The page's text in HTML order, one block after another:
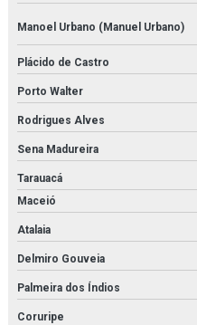
Serviço de limpeza química de
Serviço de manutenção e
Serviço de manutenção e
Serviço de manutenção de
Serviço de medição de
Serviço de montagem de
Serviço de montagens
Sistema multi barreira para
Manoel Urbano (Manuel Urbano)
Plácido de Castro
Porto Walter
Rodrigues Alves
Sena Madureira
Tarauacá
Maceió
Atalaia
Delmiro Gouveia
Palmeira dos Índios
Coruripe